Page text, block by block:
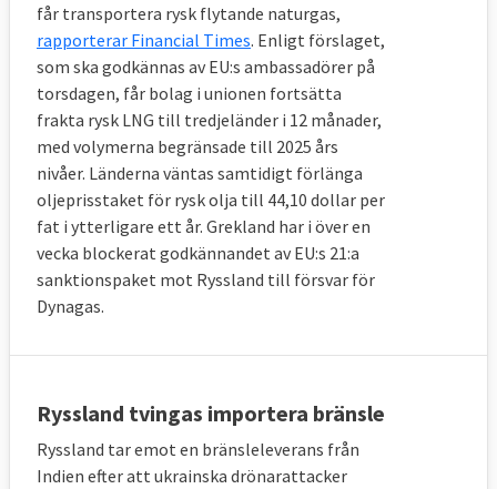
får transportera rysk flytande naturgas,
rapporterar Financial Times. Enligt förslaget,
som ska godkännas av EU:s ambassadörer på
torsdagen, får bolag i unionen fortsätta
frakta rysk LNG till tredjeländer i 12 månader,
med volymerna begränsade till 2025 års
nivåer. Länderna väntas samtidigt förlänga
oljeprisstaket för rysk olja till 44,10 dollar per
fat i ytterligare ett år. Grekland har i över en
vecka blockerat godkännandet av EU:s 21:a
sanktionspaket mot Ryssland till försvar för
Dynagas.
Ryssland tvingas importera bränsle
Ryssland tar emot en bränsleleverans från
Indien efter att ukrainska drönarattacker